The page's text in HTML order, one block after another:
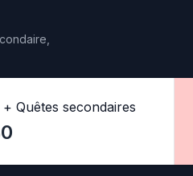
Quêtes secondaires